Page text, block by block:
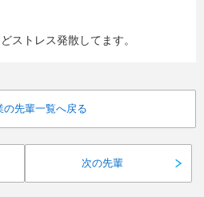
ストレス発散してます。
の先輩一覧へ戻る
次の先輩